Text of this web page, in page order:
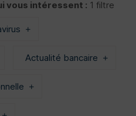
vous intéressent : 1 filtre
Actualité bancaire